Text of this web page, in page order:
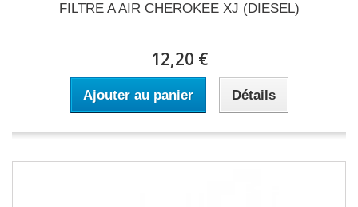
FILTRE A AIR CHEROKEE XJ (DIESEL)
12,20 €
Ajouter au panier Détails